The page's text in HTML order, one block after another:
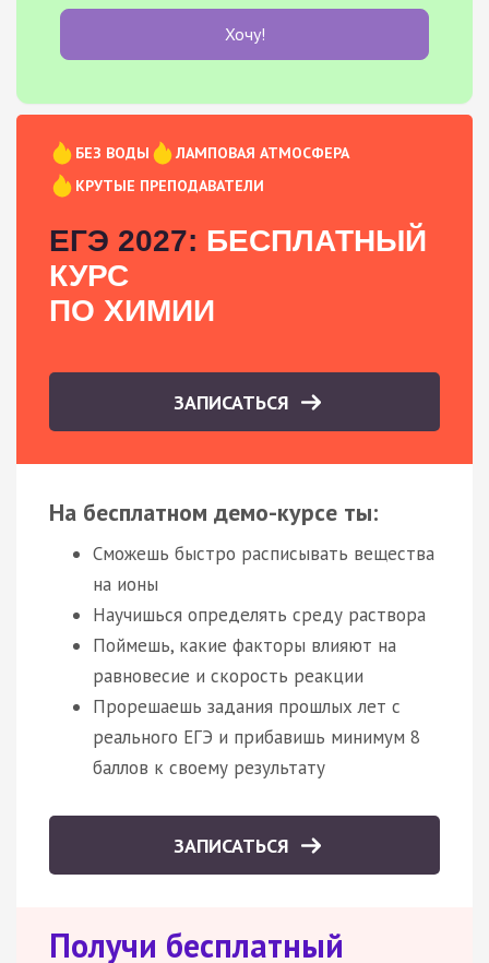
Хочу!
БЕЗ ВОДЫ
ЛАМПОВАЯ АТМОСФЕРА
КРУТЫЕ ПРЕПОДАВАТЕЛИ
ЕГЭ 2027: БЕСПЛАТНЫЙ
КУРС
ПО ХИМИИ
ЗАПИСАТЬСЯ
На бесплатном демо-курсе ты:
Сможешь быстро расписывать вещества
на ионы
Научишься определять среду раствора
Поймешь, какие факторы влияют на
равновесие и скорость реакции
Прорешаешь задания прошлых лет с
реального ЕГЭ и прибавишь минимум 8
баллов к своему результату
ЗАПИСАТЬСЯ
Получи бесплатный